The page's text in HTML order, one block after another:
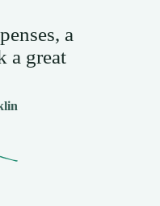
a
a great